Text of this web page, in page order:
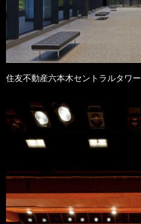
住友不動産六本木セントラルタワー